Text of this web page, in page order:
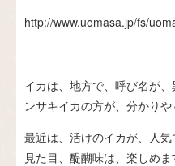
http://www.uomasa.jp/fs/
イカは、地方で、呼び名が
ンサキイカの方が、分かりや
最近は、活けのイカが、人気
見た目、醍醐味は、楽しめ